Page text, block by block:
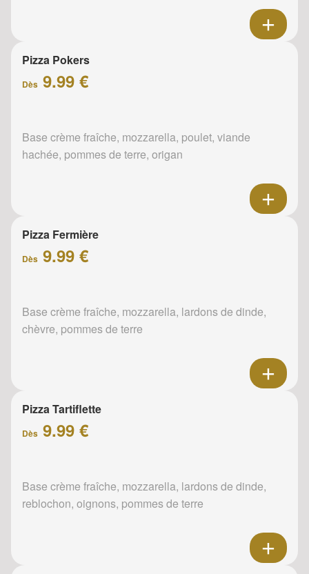
Pizza Pokers
Dès 9.99 €
Base crème fraîche, mozzarella, poulet, viande
hachée, pommes de terre, origan
Pizza Fermière
Dès 9.99 €
Base crème fraîche, mozzarella, lardons de dinde,
chèvre, pommes de terre
Pizza Tartiflette
Dès 9.99 €
Base crème fraîche, mozzarella, lardons de dinde,
reblochon, oignons, pommes de terre